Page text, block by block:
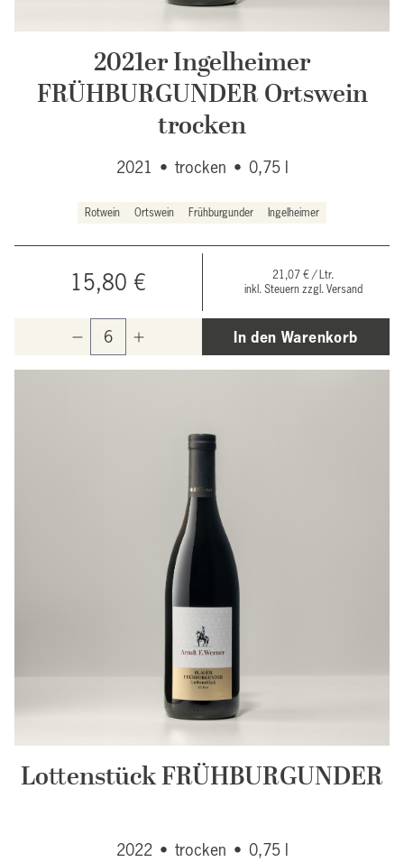
2021er Ingelheimer
FRÜHBURGUNDER Ortswein
trocken
2021 • trocken • 0,75 l
Rotwein Ortswein Frühburgunder Ingelheimer
15,80 €
21,07 € / Ltr.
inkl. Steuern zzgl. Versand
In den Warenkorb
Lottenstück FRÜHBURGUNDER
2022 • trocken • 0,75 l